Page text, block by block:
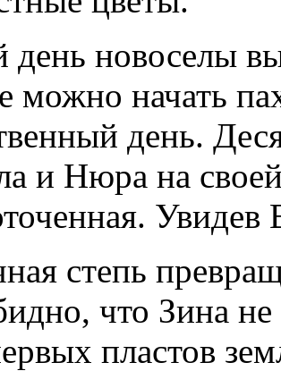
новоселы
можно начать
день.
и Нюра на
степь
что Зина не
пластов